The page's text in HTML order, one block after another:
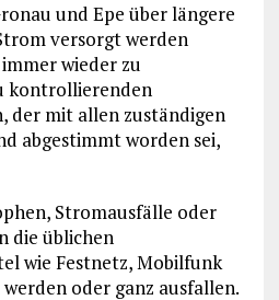
und Epe über längere
versorgt werden
wieder zu
kontrollierenden
der mit allen zuständigen
abgestimmt worden sei,
Stromausfälle oder
die üblichen
wie Festnetz, Mobilfunk
oder ganz ausfallen.